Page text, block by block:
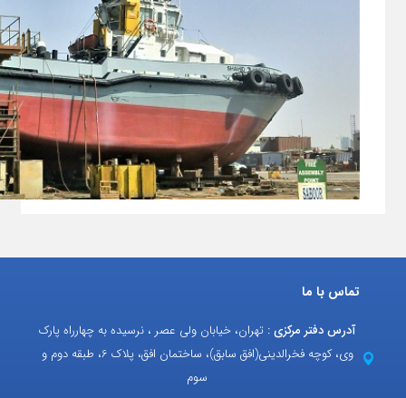
تماس با ما
آدرس دفتر مرکزی : تهران، خیابان ولی عصر ، نرسیده به چهارراه پارک
وی، کوچه فخرالدینی(افق سابق)، ساختمان افق، پلاک 6، طبقه دوم و
سوم